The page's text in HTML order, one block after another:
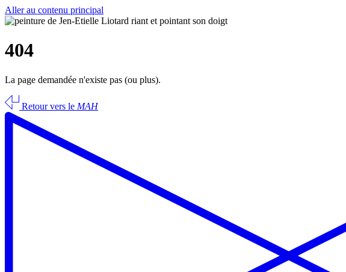
Aller au contenu principal
404
La page demandée n'existe pas (ou plus).
Retour vers le MAH